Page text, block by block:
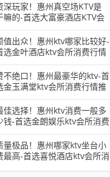
深玩家！惠州真空场KTV是
嘛的-首选大富豪酒店KTV会
消费行情推荐
值出众！惠州ktv哪家比较好-
选金叶酒店ktv会所消费行情
荐
不绝口！惠州最豪华的ktv-首
金玉满堂ktv会所消费行情推
佳选择！惠州ktv消费一般多
钱-首选金朗娱乐ktv会所消费
情推荐
量极品！惠州哪家ktv坐台小
最高-首选喜悦酒店ktv会所消